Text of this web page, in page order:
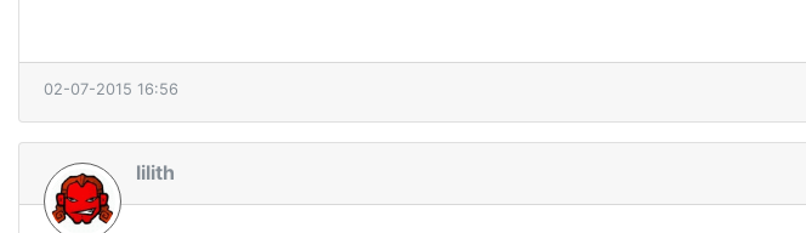
02-07-2015 16:56
lilith